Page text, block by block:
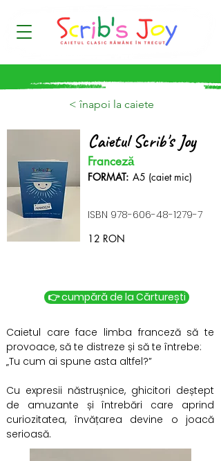
< înapoi la caiete
Caietul Scrib's Joy
Franceză
FORMAT: A5 (caiet mic)
ISBN 978-606-48-1279-7
12 RON
​👉 cumpără de la Cărturești
Caietul care face limba franceză să te
provoace, să te distreze și să te întrebe:
„Tu cum ai spune asta altfel?”
Cu expresii năstrușnice, ghicitori deștept
de amuzante și întrebări care aprind
curiozitatea, învățarea devine o joacă
serioasă.